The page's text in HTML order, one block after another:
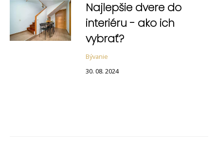
Najlepšie dvere do
interiéru - ako ich
vybrať?
Bývanie
30. 08. 2024